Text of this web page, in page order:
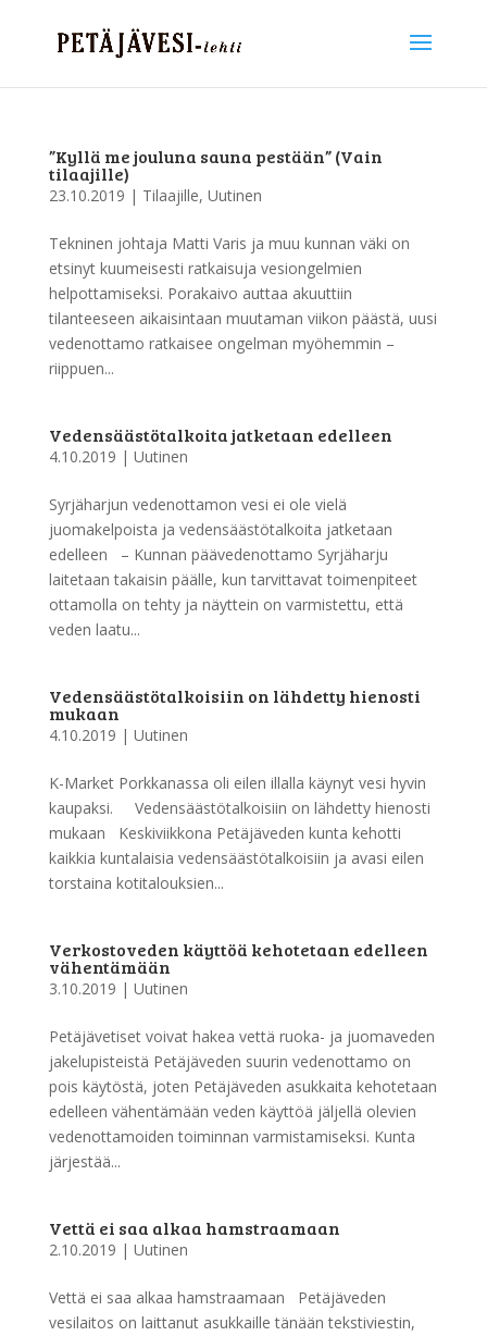
”Kyllä me jouluna sauna pestään” (Vain
tilaajille)
23.10.2019 | Tilaajille, Uutinen
Tekninen johtaja Matti Varis ja muu kunnan väki on
etsinyt kuumeisesti ratkaisuja vesiongelmien
helpottamiseksi. Porakaivo auttaa akuuttiin
tilanteeseen aikaisintaan muutaman viikon päästä, uusi
vedenottamo ratkaisee ongelman myöhemmin –
riippuen...
Vedensäästötalkoita jatketaan edelleen
4.10.2019 | Uutinen
Syrjäharjun vedenottamon vesi ei ole vielä
juomakelpoista ja vedensäästötalkoita jatketaan
edelleen – Kunnan päävedenottamo Syrjäharju
laitetaan takaisin päälle, kun tarvittavat toimenpiteet
ottamolla on tehty ja näyttein on varmistettu, että
veden laatu...
Vedensäästötalkoisiin on lähdetty hienosti
mukaan
4.10.2019 | Uutinen
K-Market Porkkanassa oli eilen illalla käynyt vesi hyvin
kaupaksi. Vedensäästötalkoisiin on lähdetty hienosti
mukaan Keskiviikkona Petäjäveden kunta kehotti
kaikkia kuntalaisia vedensäästötalkoisiin ja avasi eilen
torstaina kotitalouksien...
Verkostoveden käyttöä kehotetaan edelleen
vähentämään
3.10.2019 | Uutinen
Petäjävetiset voivat hakea vettä ruoka- ja juomaveden
jakelupisteistä Petäjäveden suurin vedenottamo on
pois käytöstä, joten Petäjäveden asukkaita kehotetaan
edelleen vähentämään veden käyttöä jäljellä olevien
vedenottamoiden toiminnan varmistamiseksi. Kunta
järjestää...
Vettä ei saa alkaa hamstraamaan
2.10.2019 | Uutinen
Vettä ei saa alkaa hamstraamaan Petäjäveden
vesilaitos on laittanut asukkaille tänään tekstiviestin,